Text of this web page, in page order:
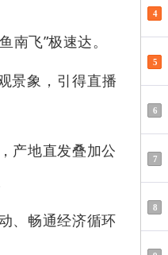
飞”极速达。
景象，引得直播
产地直发叠加公
、畅通经济循环